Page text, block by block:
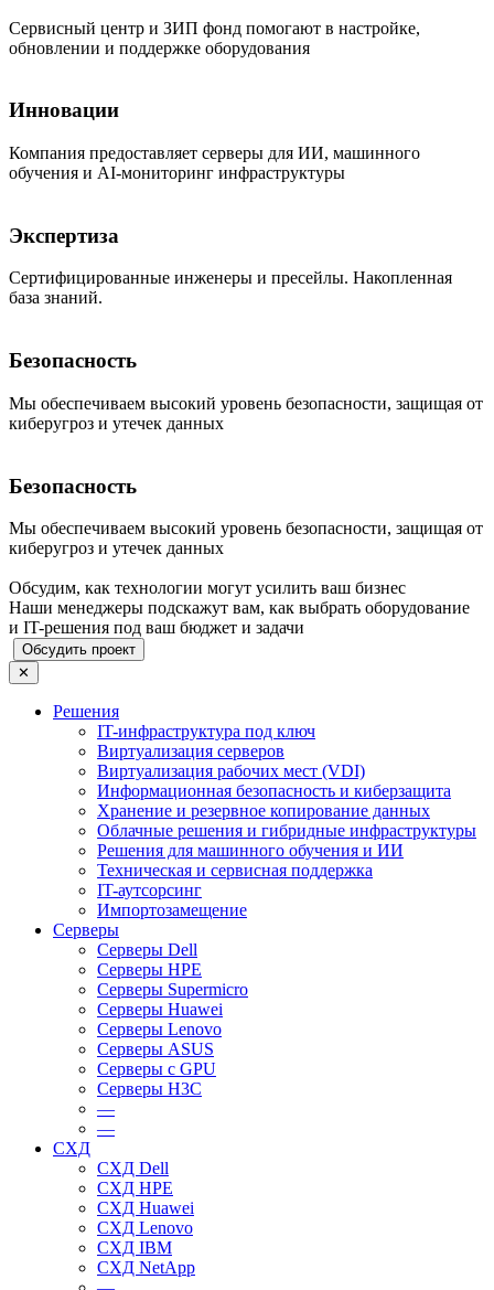
Сервисный центр и ЗИП фонд помогают в настройке,
обновлении и поддержке оборудования
Инновации
Компания предоставляет серверы для ИИ, машинного
обучения и AI-мониторинг инфраструктуры
Экспертиза
Сертифицированные инженеры и пресейлы. Накопленная
база знаний.
Безопасность
Мы обеспечиваем высокий уровень безопасности, защищая от
киберугроз и утечек данных
Безопасность
Мы обеспечиваем высокий уровень безопасности, защищая от
киберугроз и утечек данных
Обсудим, как технологии могут усилить ваш бизнес
Наши менеджеры подскажут вам, как выбрать оборудование
и IT-решения под ваш бюджет и задачи
Обсудить проект
✕
Решения
IT-инфраструктура под ключ
Виртуализация серверов
Виртуализация рабочих мест (VDI)
Информационная безопасность и киберзащита
Хранение и резервное копирование данных
Облачные решения и гибридные инфраструктуры
Решения для машинного обучения и ИИ
Техническая и сервисная поддержка
IT-аутсорсинг
Импортозамещение
Серверы
Серверы Dell
Серверы HPE
Серверы Supermicro
Серверы Huawei
Серверы Lenovo
Серверы ASUS
Серверы c GPU
Серверы H3C
—
—
СХД
СХД Dell
СХД HPE
СХД Huawei
СХД Lenovo
СХД IBM
СХД NetApp